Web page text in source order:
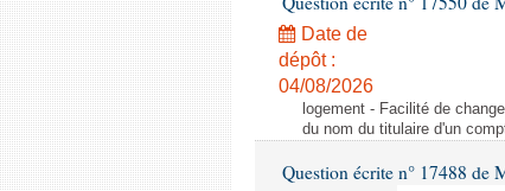
Date de
dépôt :
04/08/2026
logement - Facilité de
du nom du titulaire d'un
Question écrite n° 17488